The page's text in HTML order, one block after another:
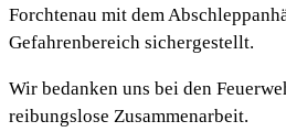
Forchtenau mit dem
Gefahrenbereich sichergestellt.
Wir bedanken uns bei den
reibungslose Zusammenarbeit.